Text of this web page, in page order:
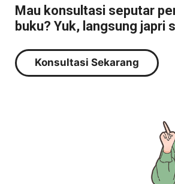
Mau konsultasi seputar
buku? Yuk, langsung japri
Konsultasi Sekarang